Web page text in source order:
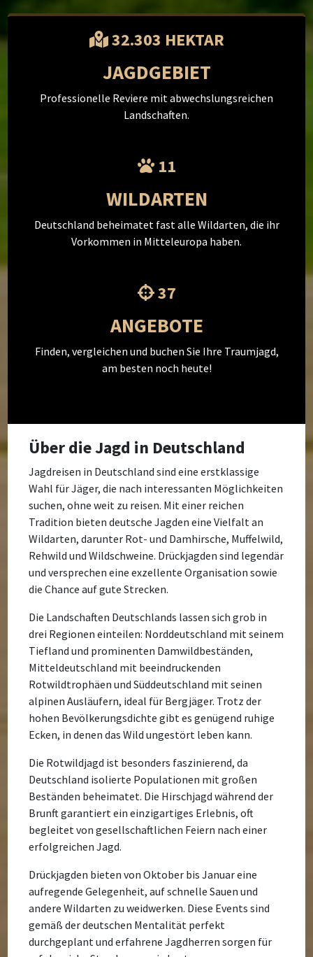
32.303 HEKTAR
JAGDGEBIET
Professionelle Reviere mit abwechslungsreichen
Landschaften.
11
WILDARTEN
Deutschland beheimatet fast alle Wildarten, die ihr
Vorkommen in Mitteleuropa haben.
37
ANGEBOTE
Finden, vergleichen und buchen Sie Ihre Traumjagd,
am besten noch heute!
Über die Jagd in Deutschland
Jagdreisen in Deutschland sind eine erstklassige
Wahl für Jäger, die nach interessanten Möglichkeiten
suchen, ohne weit zu reisen. Mit einer reichen
Tradition bieten deutsche Jagden eine Vielfalt an
Wildarten, darunter Rot- und Damhirsche, Muffelwild,
Rehwild und Wildschweine. Drückjagden sind legendär
und versprechen eine exzellente Organisation sowie
die Chance auf gute Strecken.
Die Landschaften Deutschlands lassen sich grob in
drei Regionen einteilen: Norddeutschland mit seinem
Tiefland und prominenten Damwildbeständen,
Mitteldeutschland mit beeindruckenden
Rotwildtrophäen und Süddeutschland mit seinen
alpinen Ausläufern, ideal für Bergjäger. Trotz der
hohen Bevölkerungsdichte gibt es genügend ruhige
Ecken, in denen das Wild ungestört leben kann.
Die Rotwildjagd ist besonders faszinierend, da
Deutschland isolierte Populationen mit großen
Beständen beheimatet. Die Hirschjagd während der
Brunft garantiert ein einzigartiges Erlebnis, oft
begleitet von gesellschaftlichen Feiern nach einer
erfolgreichen Jagd.
Drückjagden bieten von Oktober bis Januar eine
aufregende Gelegenheit, auf schnelle Sauen und
andere Wildarten zu weidwerken. Diese Events sind
gemäß der deutschen Mentalität perfekt
durchgeplant und erfahrene Jagdherren sorgen für